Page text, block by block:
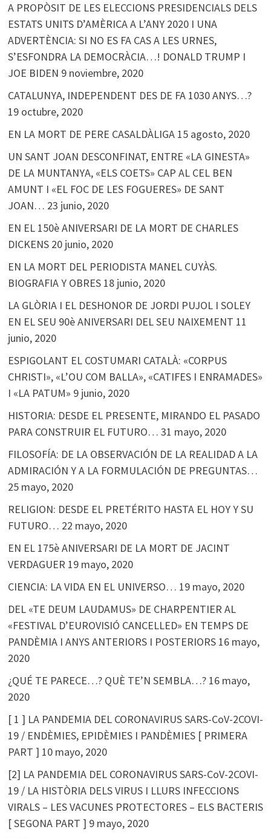
A PROPÒSIT DE LES ELECCIONS PRESIDENCIALS DELS
ESTATS UNITS D’AMÈRICA A L’ANY 2020 I UNA
ADVERTÈNCIA: SI NO ES FA CAS A LES URNES,
S’ESFONDRA LA DEMOCRÀCIA…! DONALD TRUMP I
JOE BIDEN 9 noviembre, 2020
CATALUNYA, INDEPENDENT DES DE FA 1030 ANYS…?
19 octubre, 2020
EN LA MORT DE PERE CASALDÀLIGA 15 agosto, 2020
UN SANT JOAN DESCONFINAT, ENTRE «LA GINESTA»
DE LA MUNTANYA, «ELS COETS» CAP AL CEL BEN
AMUNT I «EL FOC DE LES FOGUERES» DE SANT
JOAN… 23 junio, 2020
EN EL 150è ANIVERSARI DE LA MORT DE CHARLES
DICKENS 20 junio, 2020
EN LA MORT DEL PERIODISTA MANEL CUYÀS.
BIOGRAFIA Y OBRES 18 junio, 2020
LA GLÒRIA I EL DESHONOR DE JORDI PUJOL I SOLEY
EN EL SEU 90è ANIVERSARI DEL SEU NAIXEMENT 11
junio, 2020
ESPIGOLANT EL COSTUMARI CATALÀ: «CORPUS
CHRISTI», «L’OU COM BALLA», «CATIFES I ENRAMADES»
I «LA PATUM» 9 junio, 2020
HISTORIA: DESDE EL PRESENTE, MIRANDO EL PASADO
PARA CONSTRUIR EL FUTURO… 31 mayo, 2020
FILOSOFÍA: DE LA OBSERVACIÓN DE LA REALIDAD A LA
ADMIRACIÓN Y A LA FORMULACIÓN DE PREGUNTAS…
25 mayo, 2020
RELIGION: DESDE EL PRETÉRITO HASTA EL HOY Y SU
FUTURO… 22 mayo, 2020
EN EL 175è ANIVERSARI DE LA MORT DE JACINT
VERDAGUER 19 mayo, 2020
CIENCIA: LA VIDA EN EL UNIVERSO… 19 mayo, 2020
DEL «TE DEUM LAUDAMUS» DE CHARPENTIER AL
«FESTIVAL D’EUROVISIÓ CANCELLED» EN TEMPS DE
PANDÈMIA I ANYS ANTERIORS I POSTERIORS 16 mayo,
2020
¿QUÉ TE PARECE…? QUÈ TE’N SEMBLA…? 16 mayo,
2020
[ 1 ] LA PANDEMIA DEL CORONAVIRUS SARS-CoV-2COVI-
19 / ENDÈMIES, EPIDÈMIES I PANDÈMIES [ PRIMERA
PART ] 10 mayo, 2020
[2] LA PANDEMIA DEL CORONAVIRUS SARS-CoV-2COVI-
19 / LA HISTÒRIA DELS VIRUS I LLURS INFECCIONS
VIRALS – LES VACUNES PROTECTORES – ELS BACTERIS
[ SEGONA PART ] 9 mayo, 2020